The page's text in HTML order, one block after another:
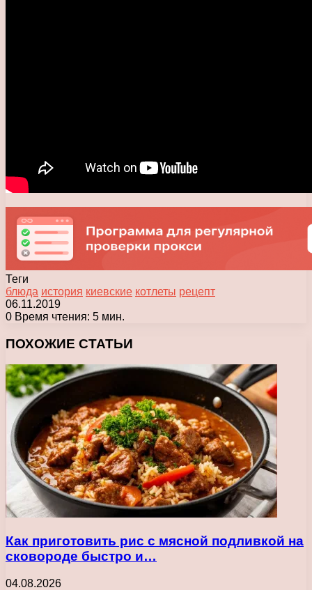
Теги
блюда история киевские котлеты рецепт
06.11.2019
0 Время чтения: 5 мин.
ПОХОЖИЕ СТАТЬИ
Как приготовить рис с мясной подливкой на
сковороде быстро и…
04.08.2026